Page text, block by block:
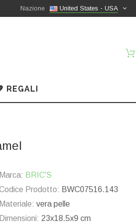
United States - USA
Nazione
REGALI
Marca: BRIC'S
Prodotto: BWC07516.143
Materiale: vera pelle
Dimensioni: 23x18.5x9 cm